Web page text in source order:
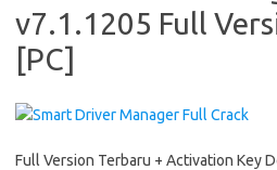
v7.1.1205 Full
[PC]
Full Version Terbaru + Activation Key